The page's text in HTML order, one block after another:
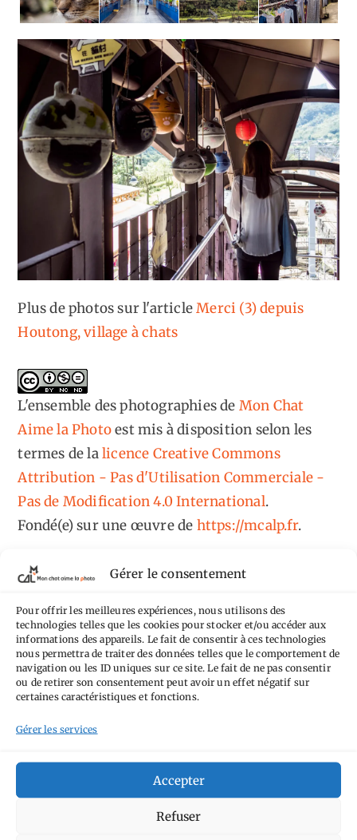
Gérer le consentement
Pour offrir les meilleures expériences, nous utilisons des
technologies telles que les cookies pour stocker et/ou accéder aux
informations des appareils. Le fait de consentir à ces technologies
nous permettra de traiter des données telles que le comportement de
navigation ou les ID uniques sur ce site. Le fait de ne pas consentir
ou de retirer son consentement peut avoir un effet négatif sur
certaines caractéristiques et fonctions.
Gérer les services
Accepter
Refuser
Plus de photos sur l'articleMerci (3) depuis
Houtong, village à chats
L'ensemble des photographiesde Mon Chat
Aime la Photoest mis à disposition selon les
termes de lalicence Creative Commons
Attribution - Pas d'Utilisation Commerciale -
Pas de Modification 4.0 International.
Fondé(e) sur une œuvre de https://mcalp.fr.
Tags
AilleursAimez-vous bordelAllemagne Andorre
Anti tourismeBarBelgique
perchéCircuit
Academy Hauts-de-France Hébergement JaponJournées
La Défense
Olympus OM-D E-M5